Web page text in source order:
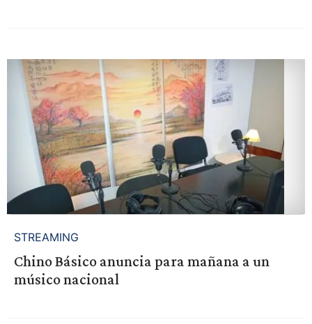
STREAMING
Chino Básico anuncia para mañana a un
músico nacional